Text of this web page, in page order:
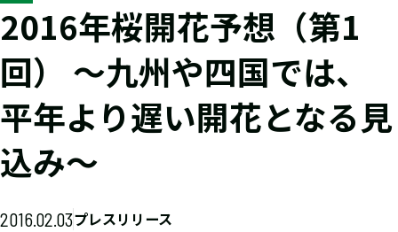
2016年桜開花予想（第1
回） ～九州や四国では、
平年より遅い開花となる見
込み～
2016.02.03プレスリリース